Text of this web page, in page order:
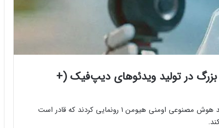
در تولید ویدئوهای دیپ‌فیک (+
محققان شرکت بایت‌دنس، مالک تیک‌تاک، از مدل جدید هوش مصنوعی اومنی‌ هیومن ۱ رونمایی کردند که قادر است